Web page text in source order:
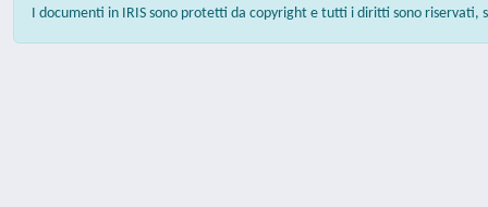
I documenti in IRIS sono protetti da copyright e tutti i diritti sono riservati,